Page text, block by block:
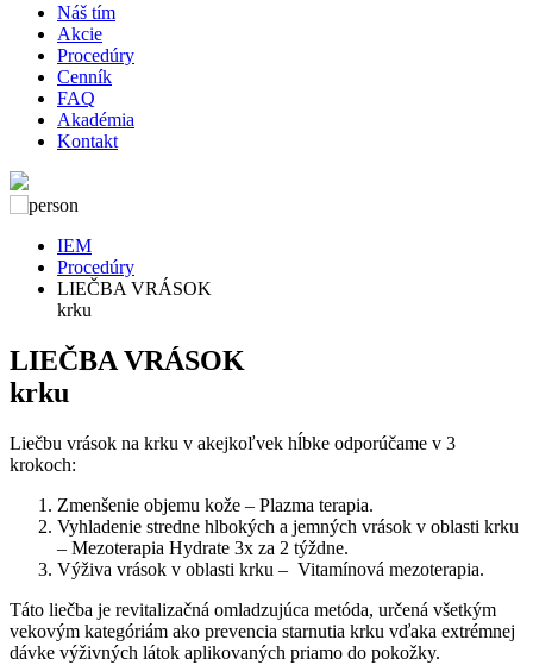
Náš tím
Akcie
Procedúry
Cenník
FAQ
Akadémia
Kontakt
IEM
Procedúry
LIEČBA VRÁSOK
krku
LIEČBA VRÁSOK
krku
Liečbu vrások na krku v akejkoľvek hĺbke odporúčame v 3
krokoch:
Zmenšenie objemu kože – Plazma terapia.
Vyhladenie stredne hlbokých a jemných vrások v oblasti krku
– Mezoterapia Hydrate 3x za 2 týždne.
Výživa vrások v oblasti krku – Vitamínová mezoterapia.
Táto liečba je revitalizačná omladzujúca metóda, určená všetkým
vekovým kategóriám ako prevencia starnutia krku vďaka extrémnej
dávke výživných látok aplikovaných priamo do pokožky.